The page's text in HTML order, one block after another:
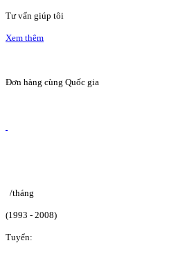
Tư vấn giúp tôi
Xem thêm
Đơn hàng cùng Quốc gia
/tháng
(1993 - 2008)
Tuyển: